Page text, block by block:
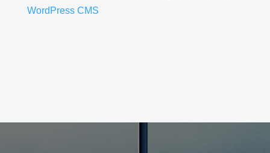
WordPress CMS